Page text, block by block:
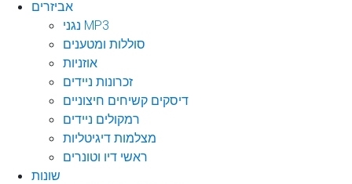
אביזרים
נגני MP3
סוללות ומטענים
אוזניות
זכרונות ניידים
דיסקים קשיחים חיצוניים
רמקולים ניידים
מצלמות דיגיטליות
ראשי דיו וטונרים
שונות